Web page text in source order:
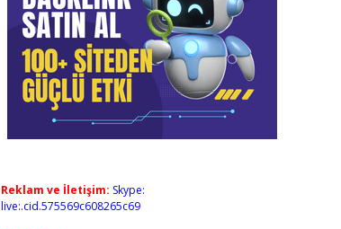
Reklam ve İletişim: Skype:
live:.cid.575569c608265c69